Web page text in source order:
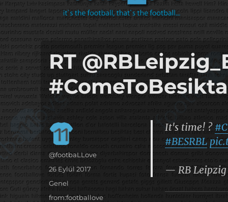
footbaLLove
it's the football, that's the football…
RT
It's time! ?
#BESRBL
— RB
Yazar
@footbaLLove
Yayın
tarihi
26 Eylül 2017
Kategoriler
Genel
Etiketler
from:footballove